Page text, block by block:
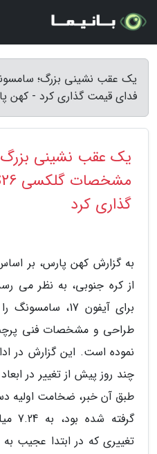
فدای قیمت گذاری کرد - کهن
یک عقب نشینی
گذاری کرد
به گزارش کهن پارس، بر
از کره جنوبی، به نظر می
برای آیفون 17،
نموده است. این گزارش در
چند روز پیش از تغییر در
تغییری که در ابتدا عجیب